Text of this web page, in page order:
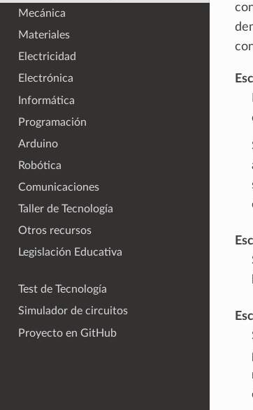
Mecánica
Materiales
Electricidad
Electrónica
Informática
Programación
Arduino
Robótica
Comunicaciones
Taller de Tecnología
Otros recursos
Legislación Educativa
Test de Tecnología
Simulador de circuitos
Proyecto en GitHub